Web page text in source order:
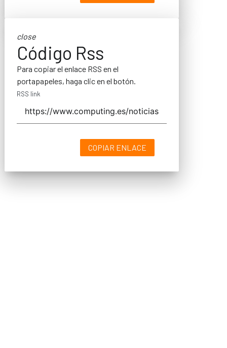
close
Código Rss
Para copiar el enlace RSS en el
portapapeles, haga clic en el botón.
RSS link
COPIAR ENLACE